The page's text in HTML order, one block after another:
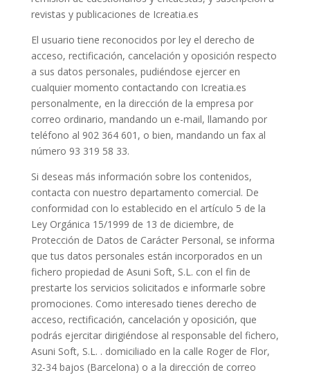
revistas y publicaciones de Icreatia.es
El usuario tiene reconocidos por ley el derecho de
acceso, rectificación, cancelación y oposición respecto
a sus datos personales, pudiéndose ejercer en
cualquier momento contactando con Icreatia.es
personalmente, en la dirección de la empresa por
correo ordinario, mandando un e-mail, llamando por
teléfono al 902 364 601, o bien, mandando un fax al
número 93 319 58 33.
Si deseas más información sobre los contenidos,
contacta con nuestro departamento comercial. De
conformidad con lo establecido en el artículo 5 de la
Ley Orgánica 15/1999 de 13 de diciembre, de
Protección de Datos de Carácter Personal, se informa
que tus datos personales están incorporados en un
fichero propiedad de Asuni Soft, S.L. con el fin de
prestarte los servicios solicitados e informarle sobre
promociones. Como interesado tienes derecho de
acceso, rectificación, cancelación y oposición, que
podrás ejercitar dirigiéndose al responsable del fichero,
Asuni Soft, S.L. . domiciliado en la calle Roger de Flor,
32-34 bajos (Barcelona) o a la dirección de correo